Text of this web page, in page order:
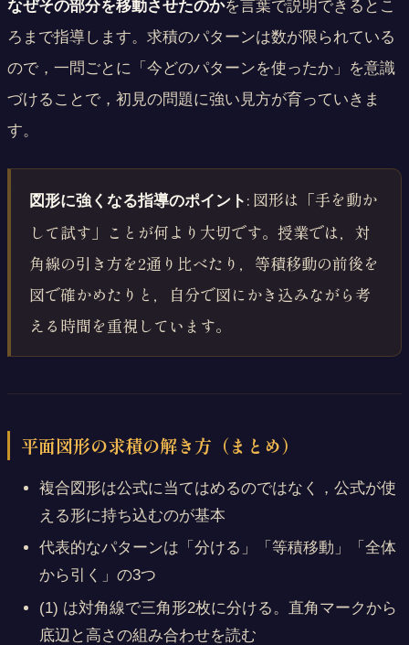
なぜその部分を移動させたのかを言葉で説明できるとこ
ろまで指導します。求積のパターンは数が限られている
ので，一問ごとに「今どのパターンを使ったか」を意識
づけることで，初見の問題に強い見方が育っていきま
す。
図形に強くなる指導のポイント : 図形は「手を動か
して試す」ことが何より大切です。授業では，対
角線の引き方を2通り比べたり，等積移動の前後を
図で確かめたりと，自分で図にかき込みながら考
える時間を重視しています。
平面図形の求積の解き方（まとめ）
複合図形は公式に当てはめるのではなく，公式が使
える形に持ち込むのが基本
代表的なパターンは「分ける」「等積移動」「全体
から引く」の3つ
(1) は対角線で三角形2枚に分ける。直角マークから
底辺と高さの組み合わせを読む